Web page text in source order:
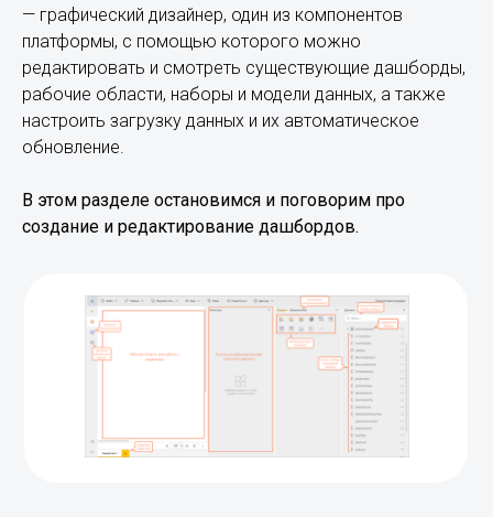
— графический дизайнер, один из компонентов
платформы, с помощью которого можно
редактировать и смотреть существующие дашборды,
рабочие области, наборы и модели данных, а также
настроить загрузку данных и их автоматическое
обновление.
В этом разделе остановимся и поговорим про
создание и редактирование дашбордов.